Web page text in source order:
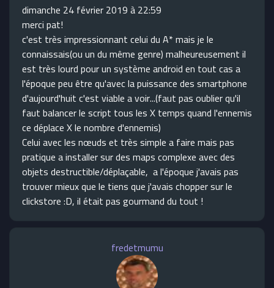
dimanche 24 février 2019 à 22:59
merci pat!
c'est très impressionnant celui du A* mais je le
connaissais(ou un du même genre) malheureusement il
est très lourd pour un système android en tout cas a
l'époque peu être qu'avec la puissance des smartphone
d'aujourd'huit c'est viable a voir...(faut pas oublier qu'il
faut balancer le script tous les X temps quand l'ennemis
ce déplace X le nombre d'ennemis)
Celui avec les nœuds et très simple a faire mais pas
pratique a installer sur des maps complexe avec des
objets destructible/déplaçable, a l'époque j'avais pas
trouver mieux que le tiens que j'avais chopper sur le
clickstore :D, il était pas gourmand du tout !
fredetmumu